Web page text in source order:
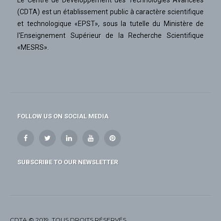
(CDTA) est un établissement public à caractère scientifique
et technologique «EPST», sous la tutelle du Ministère de
l'Enseignement Supérieur de la Recherche Scientifique
«MESRS».
FOLLOW US ON SOCIAL MEDIA
SUBSCRIBE TO OUR NEWSLETTER